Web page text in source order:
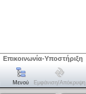
Επικοινωνία-Υποστήριξη
Μενού Εμφάνιση/απόκρυψη